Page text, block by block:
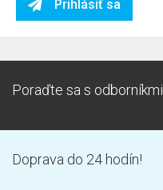
Prihlásiť sa
Poraďte sa s odborníkmi
Doprava do 24 hodín!